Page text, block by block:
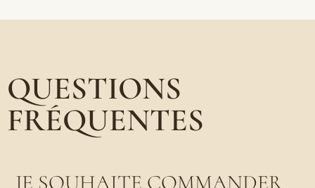
QUESTIONS
FRÉQUENTES
JE SOUHAITE COMMANDER